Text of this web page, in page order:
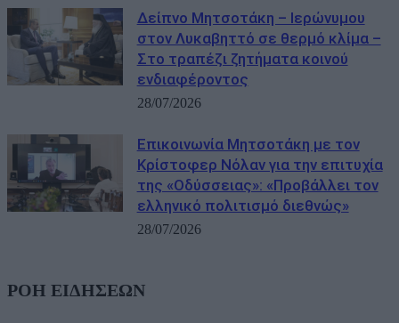
Δείπνο Μητσοτάκη – Ιερώνυμου
στον Λυκαβηττό σε θερμό κλίμα –
Στο τραπέζι ζητήματα κοινού
ενδιαφέροντος
28/07/2026
Επικοινωνία Μητσοτάκη με τον
Κρίστοφερ Νόλαν για την επιτυχία
της «Οδύσσειας»: «Προβάλλει τον
ελληνικό πολιτισμό διεθνώς»
28/07/2026
ΡΟΗ ΕΙΔΗΣΕΩΝ